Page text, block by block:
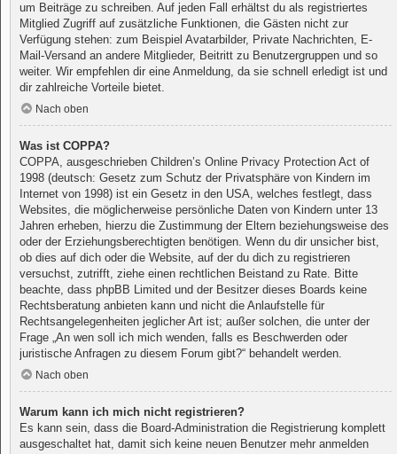
um Beiträge zu schreiben. Auf jeden Fall erhältst du als registriertes
Mitglied Zugriff auf zusätzliche Funktionen, die Gästen nicht zur
Verfügung stehen: zum Beispiel Avatarbilder, Private Nachrichten, E-
Mail-Versand an andere Mitglieder, Beitritt zu Benutzergruppen und so
weiter. Wir empfehlen dir eine Anmeldung, da sie schnell erledigt ist und
dir zahlreiche Vorteile bietet.
Nach oben
Was ist COPPA?
COPPA, ausgeschrieben Children’s Online Privacy Protection Act of
1998 (deutsch: Gesetz zum Schutz der Privatsphäre von Kindern im
Internet von 1998) ist ein Gesetz in den USA, welches festlegt, dass
Websites, die möglicherweise persönliche Daten von Kindern unter 13
Jahren erheben, hierzu die Zustimmung der Eltern beziehungsweise des
oder der Erziehungsberechtigten benötigen. Wenn du dir unsicher bist,
ob dies auf dich oder die Website, auf der du dich zu registrieren
versuchst, zutrifft, ziehe einen rechtlichen Beistand zu Rate. Bitte
beachte, dass phpBB Limited und der Besitzer dieses Boards keine
Rechtsberatung anbieten kann und nicht die Anlaufstelle für
Rechtsangelegenheiten jeglicher Art ist; außer solchen, die unter der
Frage „An wen soll ich mich wenden, falls es Beschwerden oder
juristische Anfragen zu diesem Forum gibt?“ behandelt werden.
Nach oben
Warum kann ich mich nicht registrieren?
Es kann sein, dass die Board-Administration die Registrierung komplett
ausgeschaltet hat, damit sich keine neuen Benutzer mehr anmelden